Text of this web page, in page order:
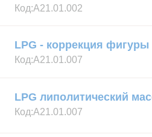
Код:А21.01.002
LPG - коррекция фигуры
Код:А21.01.007
LPG липолитический
Код:А21.01.007